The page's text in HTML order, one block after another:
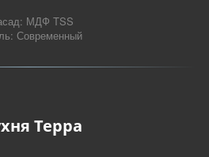
МДФ TSS
Современный
Терра